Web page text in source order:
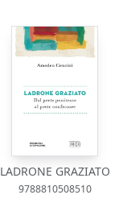
LADRONE GRAZIATO
9788810508510